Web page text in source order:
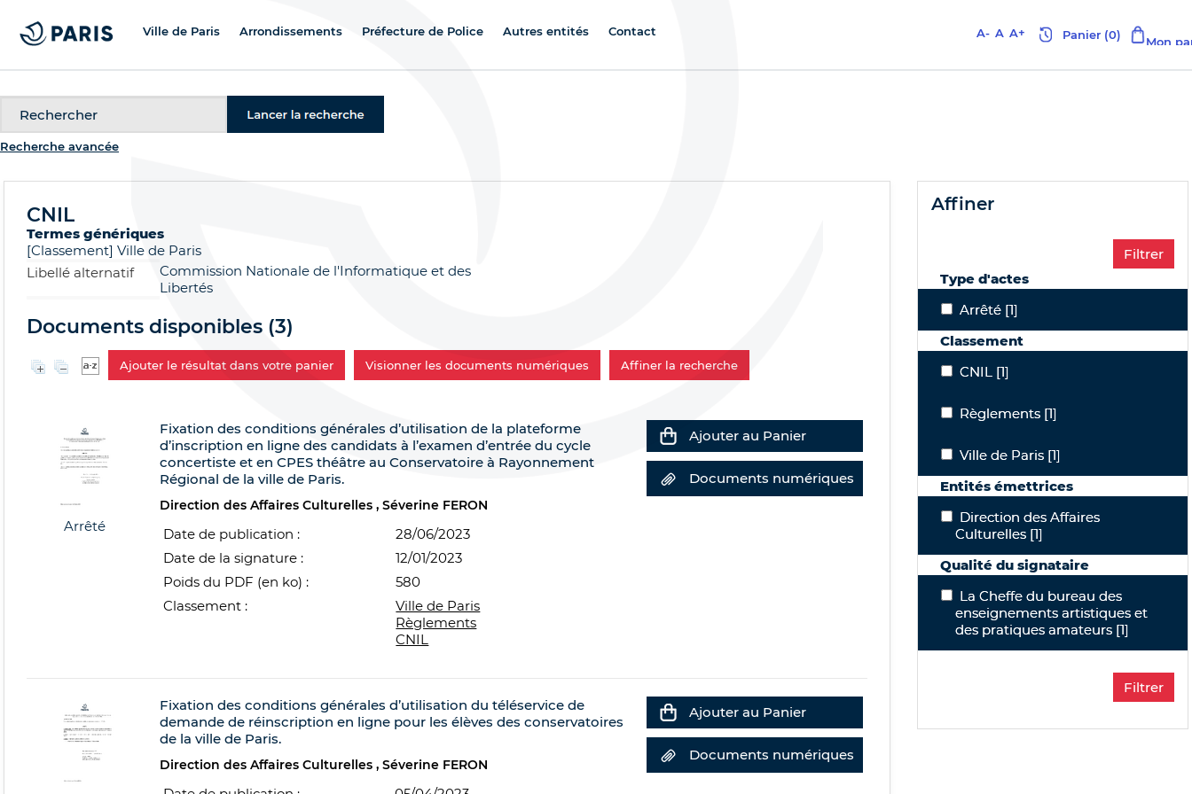
Ville de Paris Arrondissements Préfecture de Police Autres entités Contact A- A A+
Recherche avancée
CNIL
Termes génériques
[Classement] Ville de Paris
Libellé alternatif
Commission Nationale de l'Informatique et des
Libertés
Documents disponibles (3)
Ajouter le résultat dans votre panier Visionner les documents numériques Affiner la recherche
Arrêté
Fixation des conditions générales d’utilisation de la plateforme
d’inscription en ligne des candidats à l’examen d’entrée du cycle
concertiste et en CPES théâtre au Conservatoire à Rayonnement
Régional de la ville de Paris.
Direction des Affaires Culturelles Séverine FERON
Date de publication :
28/06/2023
Date de la signature :
12/01/2023
Poids du PDF (en ko) :
580
Classement :
Ville de Paris
Règlements
CNIL
Ajouter au Panier
Documents numériques
Fixation des conditions générales d’utilisation du téléservice de
demande de réinscription en ligne pour les élèves des conservatoires
de la ville de Paris.
Direction des Affaires Culturelles Séverine FERON
Ajouter au Panier
Documents numériques
affiner
Type d'actes
Arrêté
Arrêté [1]
Classement
CNILCNIL [1]
Règlements
Règlements [1]
Ville de Paris
Ville de Paris [1]
Entités émettrices
Direction des Affaires Culturelles
Direction des Affaires
Culturelles [1]
Qualité du signataire
La Cheffe du bureau des
La Cheffe du bureau des
enseignements artistiques et
des pratiques amateurs [1]